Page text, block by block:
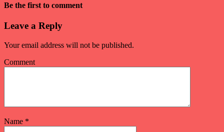
Be the first to comment
Leave a Reply
Your email address will not be published.
Comment
Name *